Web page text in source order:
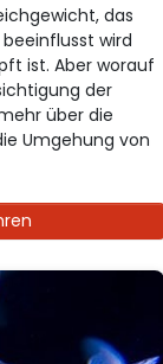
das
wird
ist. Aber worauf
der
über die
Umgehung von